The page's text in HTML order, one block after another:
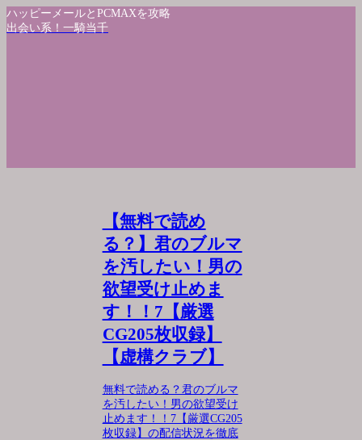
ハッピーメールとPCMAXを攻略
出会い系！一騎当千
【無料で読め
る？】君のブルマ
を汚したい！男の
欲望受け止めま
す！！7【厳選
CG205枚収録】
【虚構クラブ】
無料で読める？君のブルマ
を汚したい！男の欲望受け
止めます！！7【厳選CG205
枚収録】の配信状況を徹底